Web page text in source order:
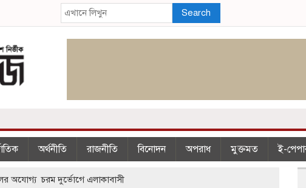
Search
অর্থনীতি রাজনীতি বিনোদন অপরাধ মুক্তমত ই-
অযোগ্য চরম দুর্ভোগে এলাকাবাসী